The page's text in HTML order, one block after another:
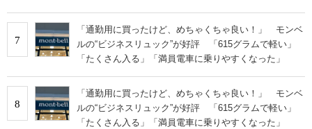
7
「通勤用に買ったけど、めちゃくちゃ良い！」 モンベ
ルの“ビジネスリュック”が好評 「615グラムで軽い」
「たくさん入る」「満員電車に乗りやすくなった」
8
「通勤用に買ったけど、めちゃくちゃ良い！」 モンベ
ルの“ビジネスリュック”が好評 「615グラムで軽い」
「たくさん入る」「満員電車に乗りやすくなった」